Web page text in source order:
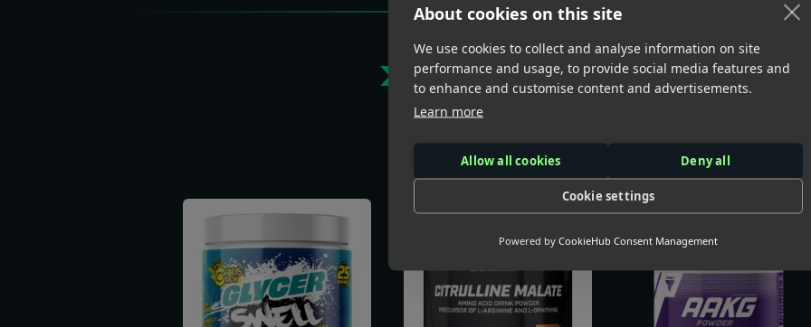
> Misschien voor
Gerelateerde producten
About cookies on this site
We use cookies to collect and analyse information on site
performance and usage, to provide social media features and
to enhance and customise content and advertisements.
Learn more
Allow all cookies Deny all
Cookie settings
Powered by CookieHub Consent Management